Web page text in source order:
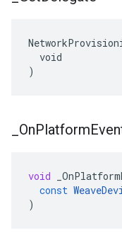
  void
)
OnPlatform
void
const
)